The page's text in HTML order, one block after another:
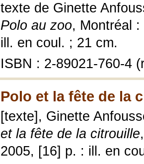
texte de Ginette
Polo au zoo, Montréal
ill. en coul. ; 21 cm.
ISBN : 2-89021-760-4
Polo et la fête de la
[texte], Ginette
et la fête de la citrouille
2005, [16] p. : ill. en